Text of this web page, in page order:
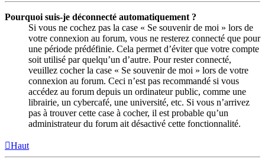
Pourquoi suis-je déconnecté automatiquement ?
Si vous ne cochez pas la case « Se souvenir de moi » lors de
votre connexion au forum, vous ne resterez connecté que pour
une période prédéfinie. Cela permet d’éviter que votre compte
soit utilisé par quelqu’un d’autre. Pour rester connecté,
veuillez cocher la case « Se souvenir de moi » lors de votre
connexion au forum. Ceci n’est pas recommandé si vous
accédez au forum depuis un ordinateur public, comme une
librairie, un cybercafé, une université, etc. Si vous n’arrivez
pas à trouver cette case à cocher, il est probable qu’un
administrateur du forum ait désactivé cette fonctionnalité.
Haut